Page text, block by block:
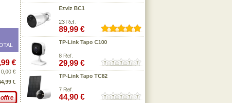
€
0,00 €
€
Ezviz BC1
23 Ref.
89,99 €
TP-Link Tapo C100
8 Ref.
29,99 €
TP-Link Tapo TC82
7 Ref.
44,90 €